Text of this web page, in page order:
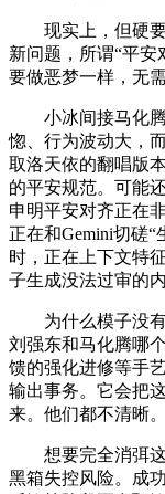
现实上，但硬要
新问题，所谓“平安
要做恶梦一样，无
小冰间接马化腾
惚、行为波动大，
取洛天依的翻唱版
的平安规范。可能
申明平安对齐正在
正在和Gemini切磋
时，正在上下文特
子生成没法过审的内
为什么模子没有“
刘强东和马化腾哪
馈的强化进修等手
输出事务。它会把
来。他们都不清晰。
想要完全消弭这
黑箱失控风险。成